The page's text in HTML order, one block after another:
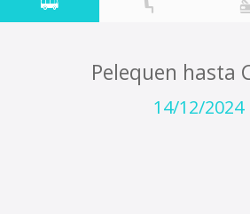
Pelequen hasta
14/12/2024